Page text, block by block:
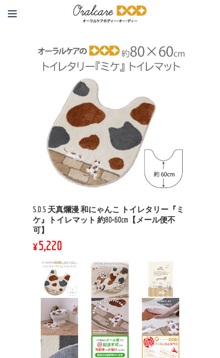
S.D.S 天真爛漫 和にゃんこ トイレタリー『ミ
ケ』トイレマット 約80×60cm【メール便不
可】
¥5,220